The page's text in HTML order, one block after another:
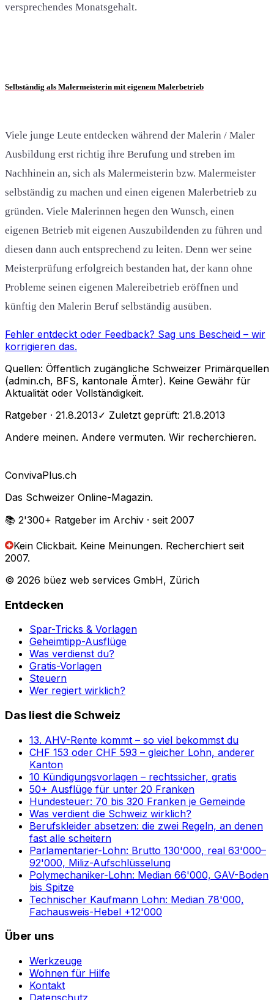
versprechendes Monatsgehalt.
Selbständig als Malermeisterin mit eigenem Malerbetrieb
Viele junge Leute entdecken während der Malerin / Maler
Ausbildung erst richtig ihre Berufung und streben im
Nachhinein an, sich als Malermeisterin bzw. Malermeister
selbständig zu machen und einen eigenen Malerbetrieb zu
gründen. Viele Malerinnen hegen den Wunsch, einen
eigenen Betrieb mit eigenen Auszubildenden zu führen und
diesen dann auch entsprechend zu leiten. Denn wer seine
Meisterprüfung erfolgreich bestanden hat, der kann ohne
Probleme seinen eigenen Malereibetrieb eröffnen und
künftig den Malerin Beruf selbständig ausüben.
Fehler entdeckt oder Feedback? Sag uns Bescheid – wir
korrigieren das.
Quellen: Öffentlich zugängliche Schweizer Primärquellen
(admin.ch, BFS, kantonale Ämter). Keine Gewähr für
Aktualität oder Vollständigkeit.
Ratgeber · 21.8.2013✓ Zuletzt geprüft: 21.8.2013
Andere meinen. Andere vermuten. Wir recherchieren.
ConvivaPlus.ch
Das Schweizer Online-Magazin.
📚 2'300+ Ratgeber im Archiv · seit 2007
Kein Clickbait. Keine Meinungen. Recherchiert seit
2007.
© 2026 büez web services GmbH, Zürich
Entdecken
Spar-Tricks & Vorlagen
Geheimtipp-Ausflüge
Was verdienst du?
Gratis-Vorlagen
Steuern
Wer regiert wirklich?
Das liest die Schweiz
13. AHV-Rente kommt – so viel bekommst du
CHF 153 oder CHF 593 – gleicher Lohn, anderer
Kanton
10 Kündigungsvorlagen – rechtssicher, gratis
50+ Ausflüge für unter 20 Franken
Hundesteuer: 70 bis 320 Franken je Gemeinde
Was verdient die Schweiz wirklich?
Berufskleider absetzen: die zwei Regeln, an denen
fast alle scheitern
Parlamentarier-Lohn: Brutto 130'000, real 63'000–
92'000, Miliz-Aufschlüsselung
Polymechaniker-Lohn: Median 66'000, GAV-Boden
bis Spitze
Technischer Kaufmann Lohn: Median 78'000,
Fachausweis-Hebel +12'000
Über uns
Werkzeuge
Wohnen für Hilfe
Kontakt